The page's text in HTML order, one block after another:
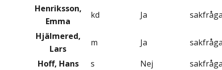
Henriksson,
Emma
kd Ja
Hjälmered,
Lars
m Ja
Hoff, Hans
s Nej